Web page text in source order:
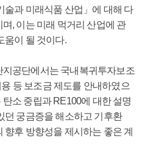
술과 미래식품 산업」에 대해 다
, 이는 미래 먹거리 산업에 관
움이 될 것이다.
공단에서는 국내복귀투자보조
등 보조금 제도를 안내하였으
소 중립과 RE100에 대한 설명
던 궁금증을 해소하고 기후환
후 방향성을 제시하는 좋은 계